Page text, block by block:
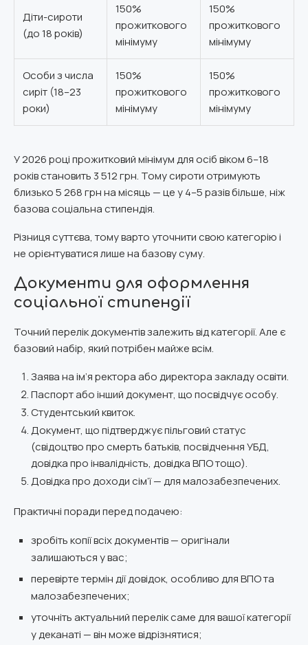
Діти-сироти
(до 18 років)
150%
прожиткового
мінімуму
150%
прожиткового
мінімуму
Особи з числа
сиріт (18–23
роки)
150%
прожиткового
мінімуму
150%
прожиткового
мінімуму
У 2026 році прожитковий мінімум для осіб віком 6–18
років становить 3 512 грн. Тому сироти отримують
близько 5 268 грн на місяць — це у 4–5 разів більше, ніж
базова соціальна стипендія.
Різниця суттєва, тому варто уточнити свою категорію і
не орієнтуватися лише на базову суму.
Документи для оформлення
соціальної стипендії
Точний перелік документів залежить від категорії. Але є
базовий набір, який потрібен майже всім.
Заява на ім’я ректора або директора закладу освіти.
Паспорт або інший документ, що посвідчує особу.
Студентський квиток.
Документ, що підтверджує пільговий статус
(свідоцтво про смерть батьків, посвідчення УБД,
довідка про інвалідність, довідка ВПО тощо).
Довідка про доходи сім’ї — для малозабезпечених.
Практичні поради перед подачею:
зробіть копії всіх документів — оригінали
залишаються у вас;
перевірте термін дії довідок, особливо для ВПО та
малозабезпечених;
уточніть актуальний перелік саме для вашої категорії
у деканаті — він може відрізнятися;